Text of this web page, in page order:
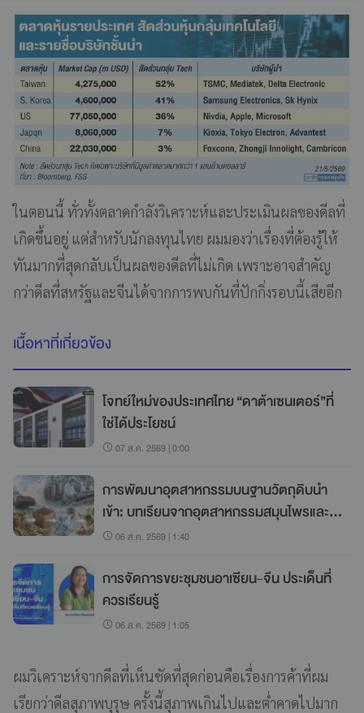
ในตอนนี้ ทั่วทั้งตลาดกำลังวิเคราะห์และประเมินผลของดีลที่
เกิดขึ้นอยู่ แต่สำหรับนักลงทุนไทย ผมมองว่าเรื่องที่ต้องรู้ให้
ทันมากที่สุดกลับเป็นผลของดีลที่ไม่เกิด เพราะอาจสำคัญ
กว่าดีลที่สหรัฐและจีนได้จากการพบกันที่ปักกิ่งรอบนี้เสียอีก
เนื้อหาที่เกี่ยวข้อง
โจทย์ใหม่ของประเทศไทย “ดาต้าเซนเตอร์”ที่
ใช่ได้ประโยชน์
07 ส.ค. 2569 | 0:00
การพัฒนาอุตสาหกรรมบนฐานวัตถุดิบนำ
เข้า: บทเรียนจากอุตสาหกรรมสมุนไพรและ
เกษตรในญี่ปุ่น
06 ส.ค. 2569 | 1:40
การจัดการขยะชุมชนอาเซียน-จีน ประเด็นที่
ควรเรียนรู้
06 ส.ค. 2569 | 1:05
ผมวิเคราะห์จากดีลที่เห็นชัดที่สุดก่อนคือเรื่องการค้าที่ผม
เรียกว่าดีลสุภาพบุรุษ ครั้งนี้สุภาพเกินไปและต่ำคาดไปมาก